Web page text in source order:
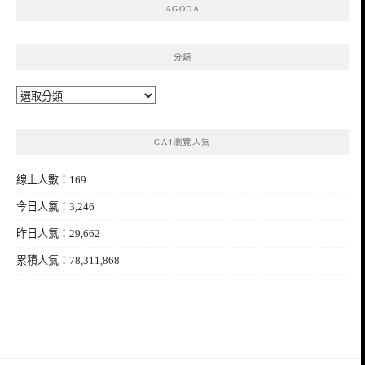
AGODA
分類
分
GA4瀏覽人氣
線上人數：169
今日人氣：3,246
昨日人氣：29,662
累積人氣：78,311,868